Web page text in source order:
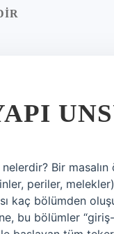
Bir
periler,
kaç bölümden
bu bölümler